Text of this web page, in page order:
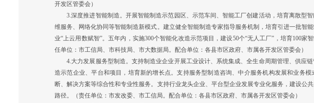
开发区管委会）
3.深度推进智能制造。开展智能制造示范园区、示范车间、智能工厂创建活动，培育离散型
维服务、网络化协同等智能制造新模式。建立健全智能制造专家指导服务机制，培育引进一批智
业“上云用数赋智”。五年内，实施300个智能化改造示范项目，建设50个“无人工厂”，培育100家
任单位：市工信局、市科技局、市大数据局。配合单位：各县市区政府、市属各开发区管委会）
4.大力发展服务型制造。支持制造业企业开展工业设计、系统集成、全生命周期管理、供应链
造示范企业、平台和项目，培育新的增长点。支持服务型制造咨询、中介服务机构发展和业务
断、解决方案等综合性和专业性服务。支持行业龙头企业、平台型企业发展专业化服务，建设公
路径。（责任单位：市发改委、市工信局。配合单位：各县市区政府、市属各开发区管委会）